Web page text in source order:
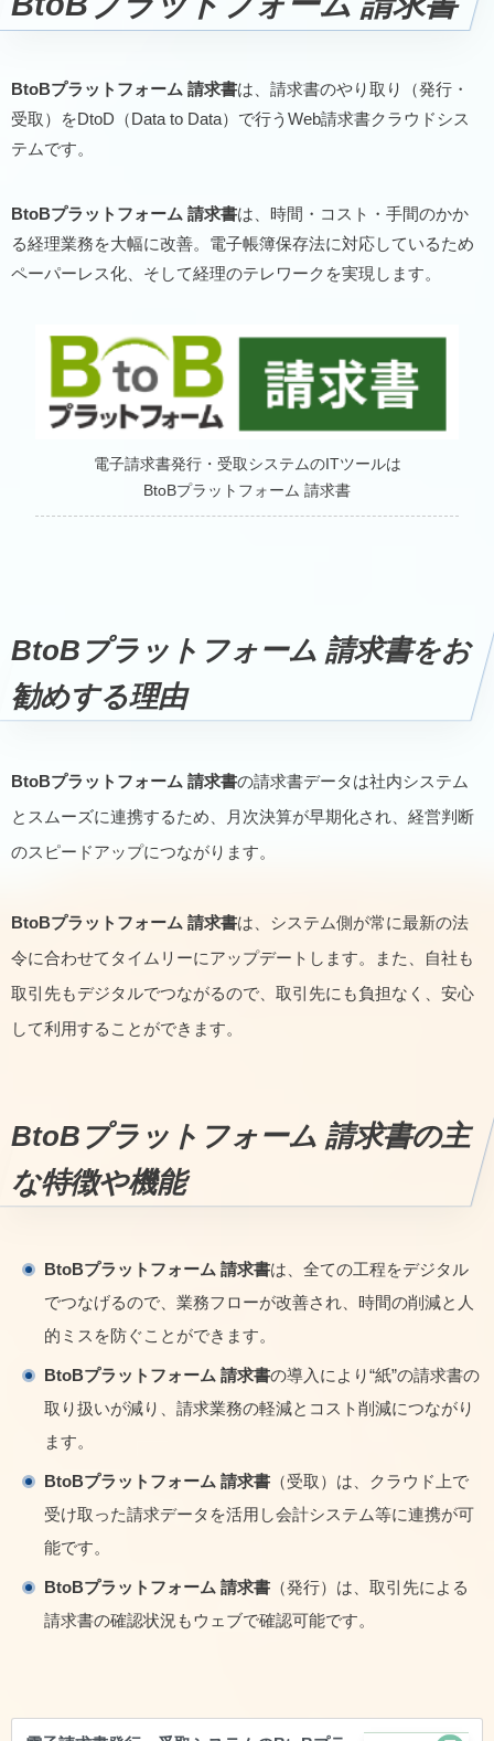
BtoBプラットフォーム 請求書は、請求書のやり取り（発行・
受取）をDtoD（Data to Data）で行うWeb請求書クラウドシス
テムです。
BtoBプラットフォーム 請求書は、時間・コスト・手間のかか
る経理業務を大幅に改善。電子帳簿保存法に対応しているため
ペーパーレス化、そして経理のテレワークを実現します。
電子請求書発行・受取システムのITツールは
BtoBプラットフォーム 請求書
BtoBプラットフォーム 請求書をお
勧めする理由
BtoBプラットフォーム 請求書の請求書データは社内システム
とスムーズに連携するため、月次決算が早期化され、経営判断
のスピードアップにつながります。
BtoBプラットフォーム 請求書は、システム側が常に最新の法
令に合わせてタイムリーにアップデートします。また、自社も
取引先もデジタルでつながるので、取引先にも負担なく、安心
して利用することができます。
BtoBプラットフォーム 請求書の主
な特徴や機能
BtoBプラットフォーム 請求書は、全ての工程をデジタル
でつなげるので、業務フローが改善され、時間の削減と人
的ミスを防ぐことができます。
BtoBプラットフォーム 請求書の導入により“紙”の請求書の
取り扱いが減り、請求業務の軽減とコスト削減につながり
ます。
BtoBプラットフォーム 請求書 （受取）は、クラウド上で
受け取った請求データを活用し会計システム等に連携が可
能です。
BtoBプラットフォーム 請求書 （発行）は、取引先による
請求書の確認状況もウェブで確認可能です。